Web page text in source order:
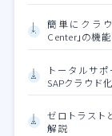
簡単にクラ
Center」の機
トータルサ
SAPクラウド
ゼロトラスト
解説